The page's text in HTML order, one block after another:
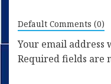
Default Comments (0)
Your email address
Required fields are